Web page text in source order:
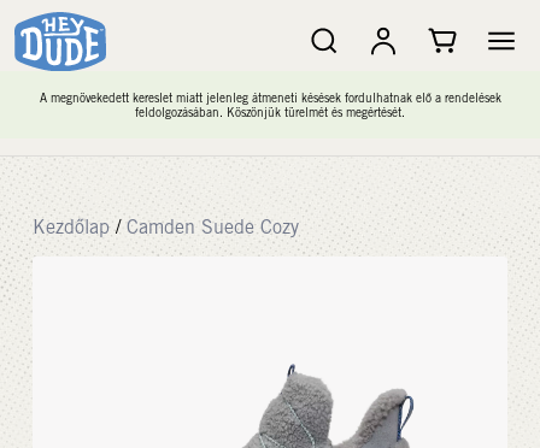
A megnövekedett kereslet miatt jelenleg átmeneti késések fordulhatnak elő a rendelések
feldolgozásában. Köszönjük türelmét és megértését.
Kezdőlap / Camden Suede Cozy